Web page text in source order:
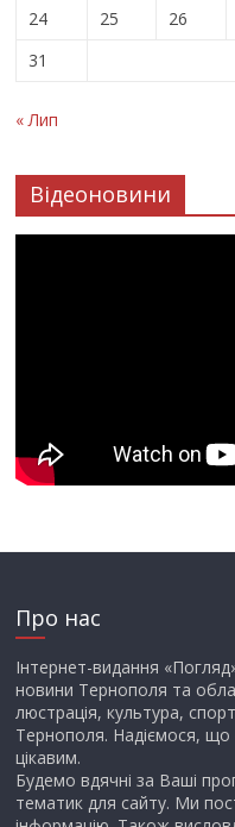
24
25 26
31
« Лип
Відеоновини
Про нас
Інтернет-видання
новини Тернополя та
люстрація, культура,
Тернополя. Надіємося,
цікавим.
Будемо вдячні за Ваші
тематик для сайту. Ми